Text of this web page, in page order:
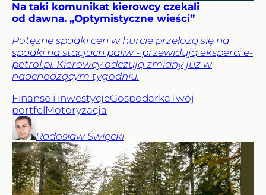
Na taki komunikat kierowcy czekali
od dawna. „Optymistyczne wieści”
Potężne spadki cen w hurcie przełożą się na
spadki na stacjach paliw - przewidują eksperci e-
petrol.pl. Kierowcy odczują zmiany już w
nadchodzącym tygodniu.
Finanse i inwestycjeGospodarkaTwój
portfelMotoryzacja
Radosław Święcki